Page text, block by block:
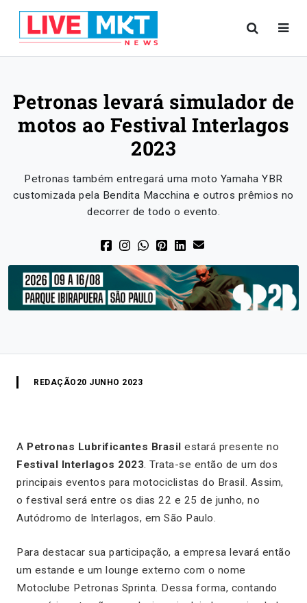
Petronas levará simulador de
motos ao Festival Interlagos
2023
Petronas também entregará uma moto Yamaha YBR
customizada pela Bendita Macchina e outros prêmios no
decorrer de todo o evento.
REDAÇÃO 20 JUNHO 2023
A Petronas Lubrificantes Brasil estará presente no
Festival Interlagos 2023. Trata-se então de um dos
principais eventos para motociclistas do Brasil. Assim,
o festival será entre os dias 22 e 25 de junho, no
Autódromo de Interlagos, em São Paulo.
Para destacar sua participação, a empresa levará então
um estande e um lounge externo com o nome
Motoclube Petronas Sprinta. Dessa forma, contando